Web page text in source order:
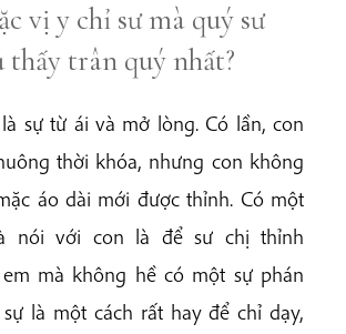
vị y chỉ sư mà quý sư
thấy trân quý nhất?
sự từ ái và mở lòng. Có lần, con
thời khóa, nhưng con không
áo dài mới được thỉnh. Có một
nói với con là để sư chị thỉnh
mà không hề có một sự phán
là một cách rất hay để chỉ dạy,